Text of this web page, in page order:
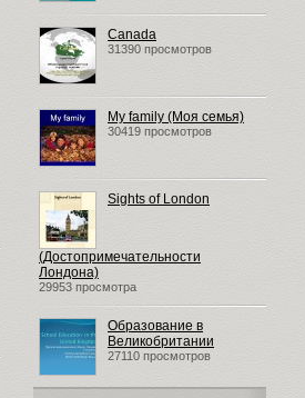
Canada
31390 просмотров
My family (Моя семья)
30419 просмотров
Sights of London
(Достопримечательности
Лондона)
29953 просмотра
Образование в
Великобритании
27110 просмотров